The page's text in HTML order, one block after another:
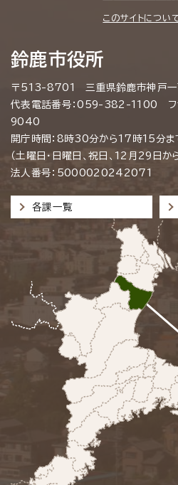
このサイトについ
鈴鹿市役所
〒513-8701 三重県鈴鹿市神戸一
代表電話番号：059-382-1100 フ
9040
開庁時間：8時30分から17時15分ま
（土曜日・日曜日、祝日、12月29日か
法人番号：5000020242071
各課一覧